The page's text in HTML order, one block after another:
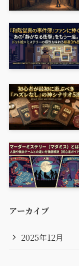
アーカイブ
2025年12月